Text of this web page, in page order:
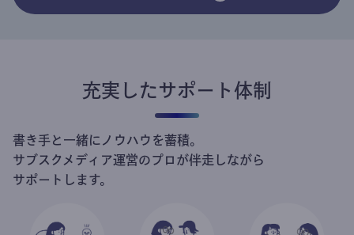
充実したサポート体制
書き手と一緒にノウハウを蓄積。
サブスクメディア運営のプロが伴走しながら
サポートします。